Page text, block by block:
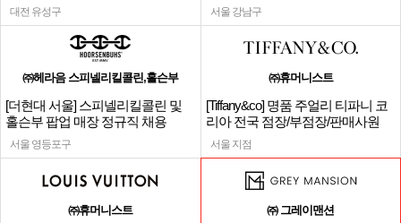
대전 유성구 서울 강남구
㈜헤라음 스피넬리킬콜린,홀슨부
[더현대 서울] 스피넬리킬콜린 및
홀슨부 팝업 매장 정규직 채용
서울 영등포구
㈜휴머니스트
[Tiffany&co] 명품 주얼리 티파니 코
리아 전국 점장/부점장/판매사원
서울 지점
㈜휴머니스트 ㈜ 그레이맨션